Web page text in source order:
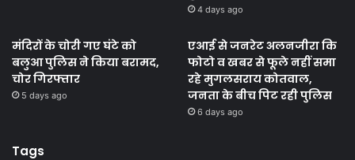
4 days ago
मंदिरों के चोरी गए घंटे को
बलुआ पुलिस ने किया बरामद,
चोर गिरफ्तार
5 days ago
एआई से जनरेट अलनजीरा कि
फोटो व खबर से फूले नहीं समा
रहे मुगलसराय कोतवाल,
जनता के बीच पिट रही पुलिस
6 days ago
Tags